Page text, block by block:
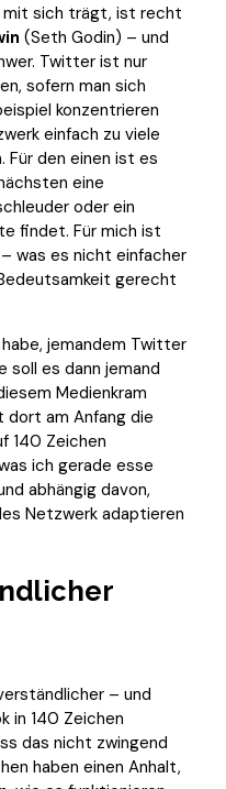
mit sich trägt, ist recht
(Seth Godin) – und
Twitter ist nur
sofern man sich
konzentrieren
einfach zu viele
Für den einen ist es
eine
oder ein
findet. Für mich ist
was es nicht einfacher
gerecht
jemandem Twitter
soll es dann jemand
Medienkram
am Anfang die
140 Zeichen
ich gerade esse
abhängig davon,
Netzwerk adaptieren
– und
in 140 Zeichen
das nicht zwingend
haben einen Anhalt,